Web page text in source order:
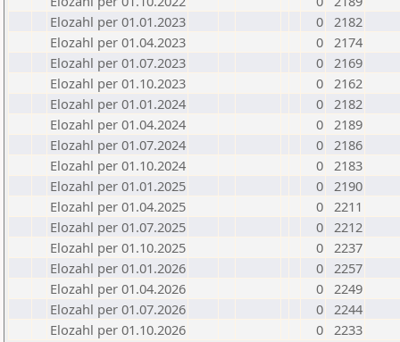
Elozahl per 01.01.2023
0 2182
Elozahl per 01.04.2023
0 2174
Elozahl per 01.07.2023
0 2169
Elozahl per 01.10.2023
0 2162
Elozahl per 01.01.2024
0 2182
Elozahl per 01.04.2024
0 2189
Elozahl per 01.07.2024
0 2186
Elozahl per 01.10.2024
0 2183
Elozahl per 01.01.2025
0 2190
Elozahl per 01.04.2025
0 2211
Elozahl per 01.07.2025
0 2212
Elozahl per 01.10.2025
0 2237
Elozahl per 01.01.2026
0 2257
Elozahl per 01.04.2026
0 2249
Elozahl per 01.07.2026
0 2244
Elozahl per 01.10.2026
0 2233